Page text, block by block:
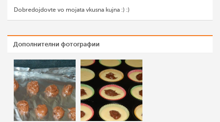
Dobredojdovte vo mojata vkusna kujna :) :)
Дополнителни фотографии